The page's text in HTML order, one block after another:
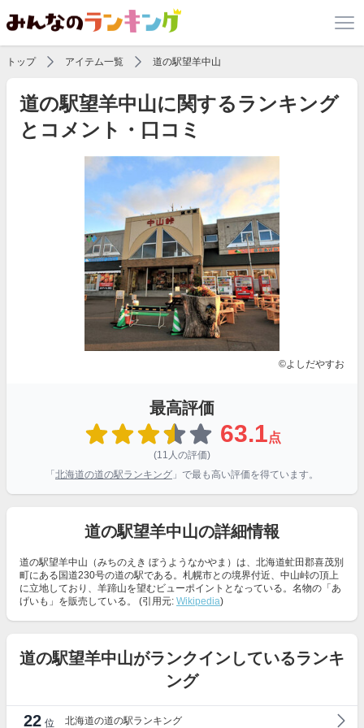
トップ アイテム一覧 道の駅望羊中山
道の駅望羊中山に関するランキング
とコメント・口コミ
©よしだやすお
最高評価
63.1点
(11人の評価)
「 北海道の道の駅ランキング 」で最も高い評価を得ています。
道の駅望羊中山の詳細情報
道の駅望羊中山（みちのえき ぼうようなかやま）は、北海道虻田郡喜茂別
町にある国道230号の道の駅である。札幌市との境界付近、中山峠の頂上
に立地しており、羊蹄山を望むビューポイントとなっている。名物の「あ
げいも」を販売している。 (引用元: Wikipedia)
道の駅望羊中山がランクインしているランキ
ング
22 位
北海道の道の駅ランキング